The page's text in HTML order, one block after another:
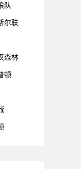
队
尔联
森林
顿